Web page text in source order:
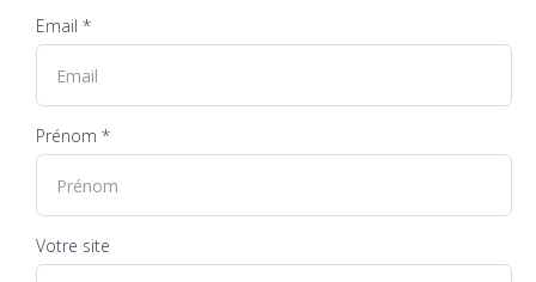
Email *
Prénom *
Votre site